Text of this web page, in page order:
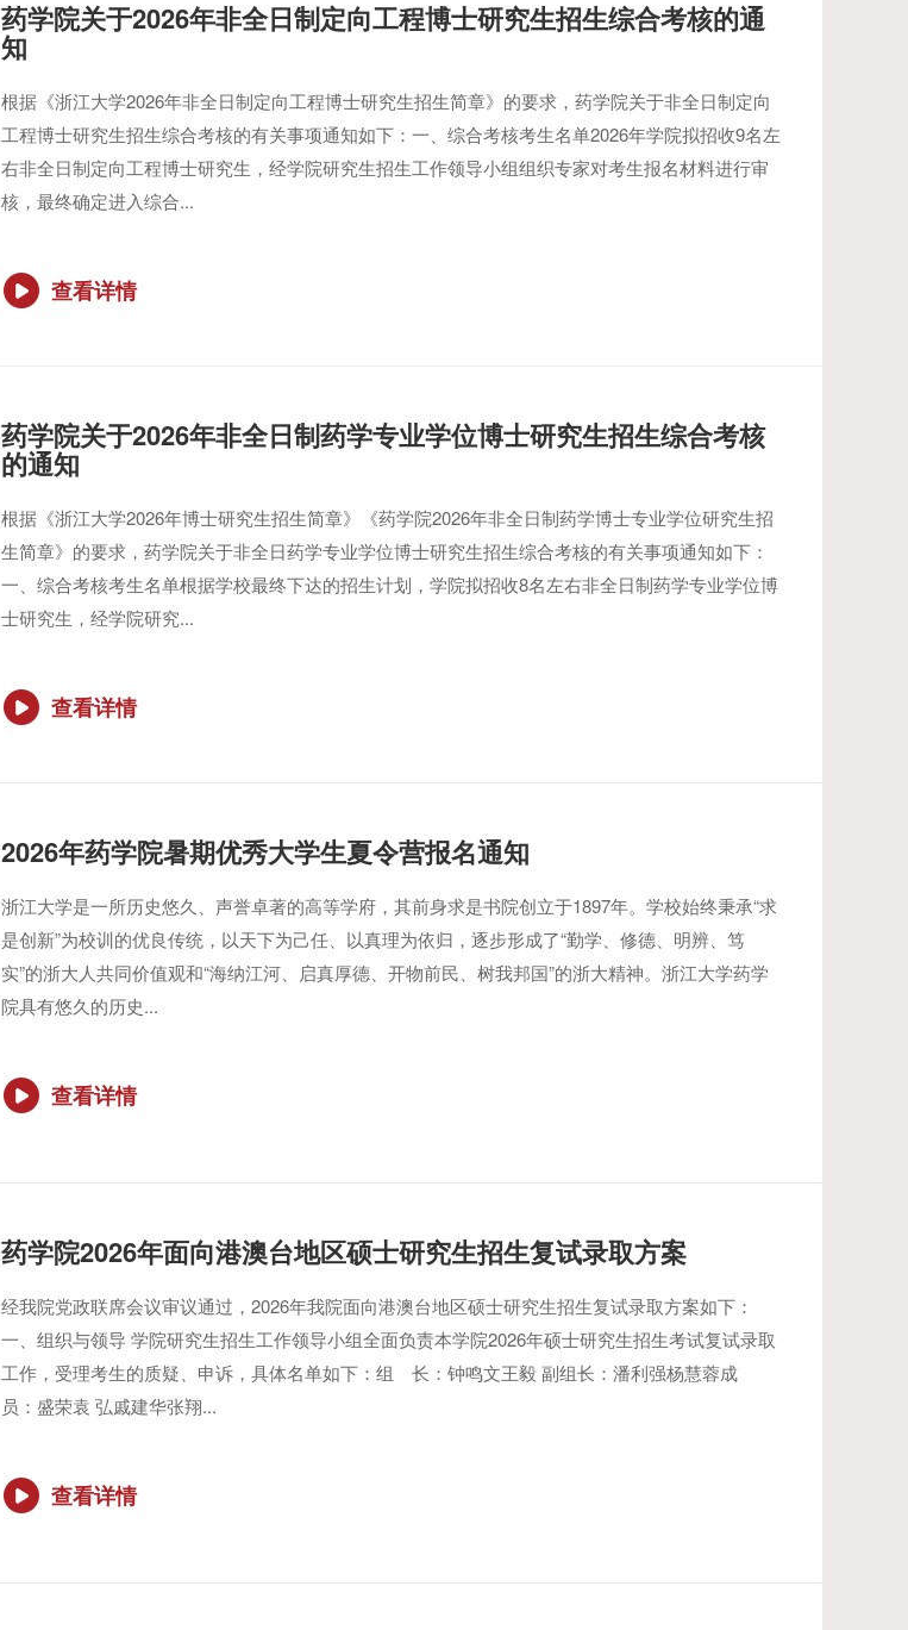
药学院关于2026年非全日制定向工程博士研究生招生综合考核的通
知
根据《浙江大学2026年非全日制定向工程博士研究生招生简章》的要求，药学院关于非全日制定向
工程博士研究生招生综合考核的有关事项通知如下：一、综合考核考生名单2026年学院拟招收9名左
右非全日制定向工程博士研究生，经学院研究生招生工作领导小组组织专家对考生报名材料进行审
核，最终确定进入综合...
查看详情
药学院关于2026年非全日制药学专业学位博士研究生招生综合考核
的通知
根据《浙江大学2026年博士研究生招生简章》《药学院2026年非全日制药学博士专业学位研究生招
生简章》的要求，药学院关于非全日药学专业学位博士研究生招生综合考核的有关事项通知如下：
一、综合考核考生名单根据学校最终下达的招生计划，学院拟招收8名左右非全日制药学专业学位博
士研究生，经学院研究...
查看详情
2026年药学院暑期优秀大学生夏令营报名通知
浙江大学是一所历史悠久、声誉卓著的高等学府，其前身求是书院创立于1897年。学校始终秉承“求
是创新”为校训的优良传统，以天下为己任、以真理为依归，逐步形成了“勤学、修德、明辨、笃
实”的浙大人共同价值观和“海纳江河、启真厚德、开物前民、树我邦国”的浙大精神。浙江大学药学
院具有悠久的历史...
查看详情
药学院2026年面向港澳台地区硕士研究生招生复试录取方案
经我院党政联席会议审议通过，2026年我院面向港澳台地区硕士研究生招生复试录取方案如下：
一、组织与领导 学院研究生招生工作领导小组全面负责本学院2026年硕士研究生招生考试复试录取
工作，受理考生的质疑、申诉，具体名单如下：组 长：钟鸣文王毅 副组长：潘利强杨慧蓉成
员：盛荣袁 弘戚建华张翔...
查看详情